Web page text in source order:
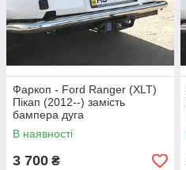
Фаркоп - Ford Ranger (XLT)
Пікап (2012--) замість
бампера дуга
В наявності
3 700 ₴